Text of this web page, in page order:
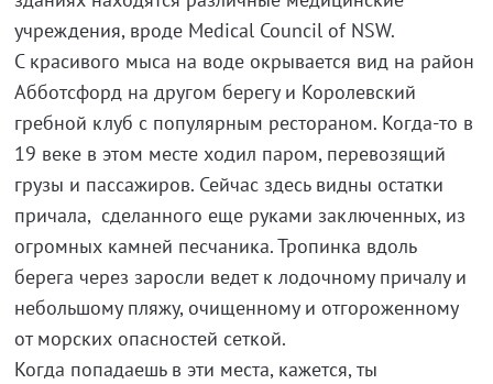
учреждения, вроде Medical Council of NSW.
С красивого мыса на воде окрывается вид на район
Абботсфорд на другом берегу и Королевский
гребной клуб с популярным рестораном. Когда-то в
19 веке в этом месте ходил паром, перевозящий
грузы и пассажиров. Сейчас здесь видны остатки
причала, сделанного еще руками заключенных, из
огромных камней песчаника. Тропинка вдоль
берега через заросли ведет к лодочному причалу и
небольшому пляжу, очищенному и отгороженному
от морских опасностей сеткой.
Когда попадаешь в эти места, кажется, ты